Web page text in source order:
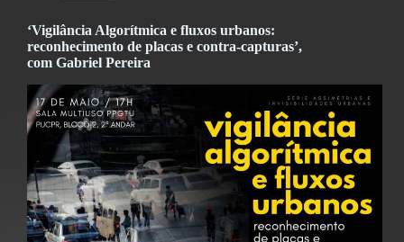
‘Vigilância Algorítmica e fluxos urbanos:
reconhecimento de placas e contra-capturas’,
com Gabriel Pereira